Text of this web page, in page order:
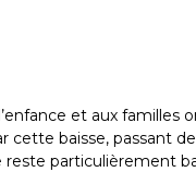
et aux
baisse, passant
particulièrement